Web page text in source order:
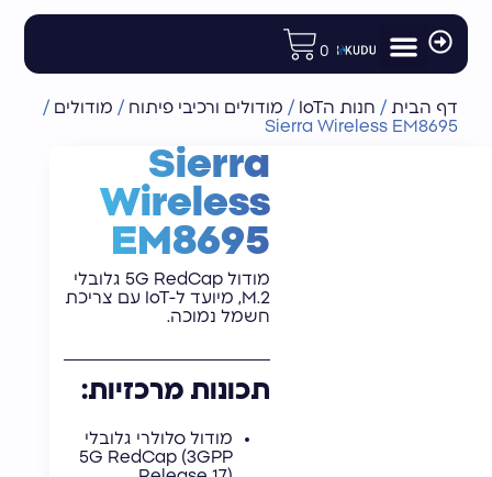
לתוכן
0
דף הבית / חנות הIoT / מודולים ורכיבי פיתוח / מודולים /
Sierra Wireless EM8695
Sierra
Wireless
EM8695
מודול 5G RedCap גלובלי
M.2, מיועד ל-IoT עם צריכת
חשמל נמוכה.
תכונות מרכזיות:
מודול סלולרי גלובלי
5G RedCap (3GPP